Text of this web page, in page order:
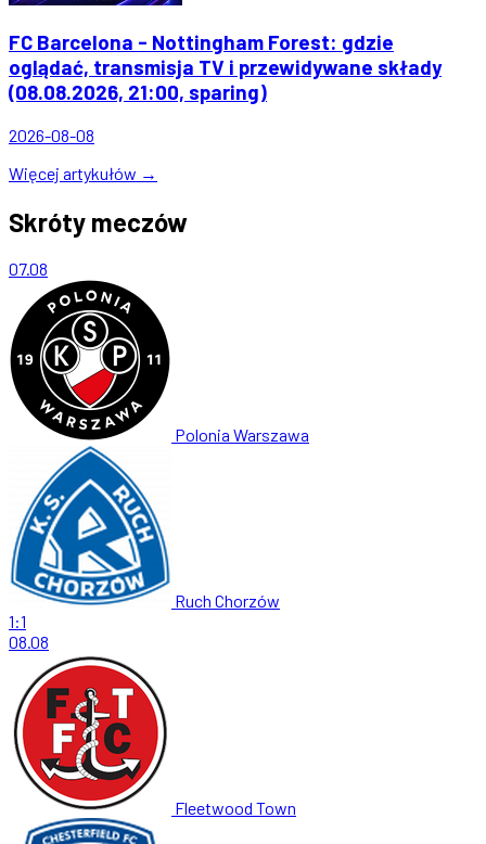
FC Barcelona - Nottingham Forest: gdzie
oglądać, transmisja TV i przewidywane składy
(08.08.2026, 21:00, sparing)
2026-08-08
Więcej artykułów →
Skróty meczów
07.08
Polonia Warszawa
Ruch Chorzów
1:1
08.08
Fleetwood Town